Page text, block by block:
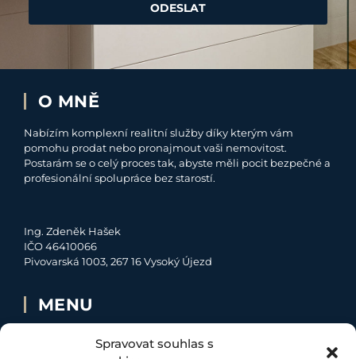
Spravovat souhlas s
ODESLAT
O MNĚ
Nabízím komplexní realitní služby díky kterým vám
pomohu prodat nebo pronajmout vaši nemovitost.
Postarám se o celý proces tak, abyste měli pocit bezpečné a
profesionální spolupráce bez starostí.
Ing. Zdeněk Hašek
IČO 46410066
Pivovarská 1003, 267 16 Vysoký Újezd
MENU